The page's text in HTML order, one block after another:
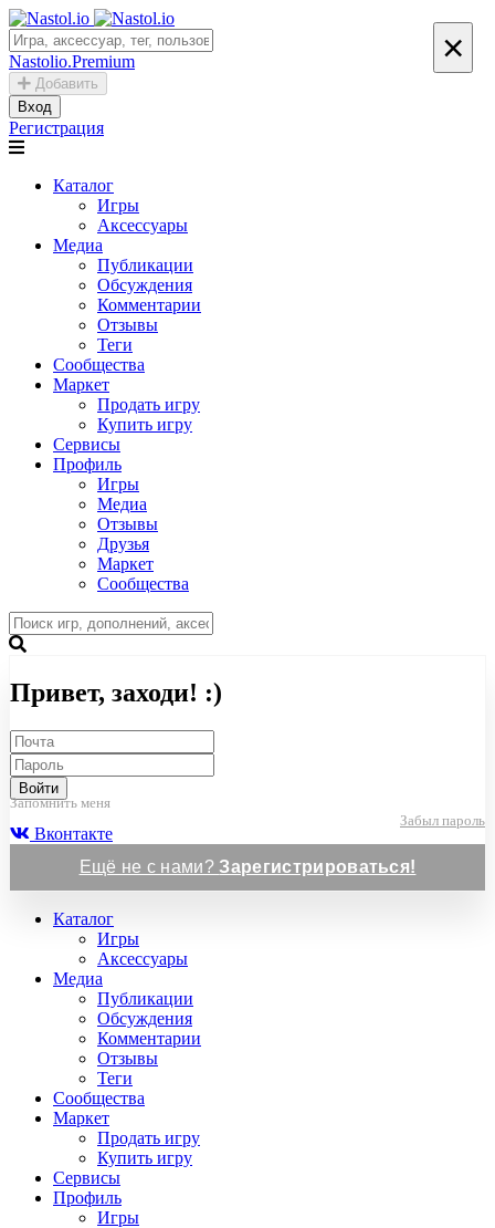
Nastolio.Premium
Добавить
Вход
Регистрация
Каталог
Игры
Аксессуары
Медиа
Публикации
Обсуждения
Комментарии
Отзывы
Теги
Сообщества
Маркет
Продать игру
Купить игру
Сервисы
Профиль
Игры
Медиа
Отзывы
Друзья
Маркет
Сообщества
×
Привет, заходи! :)
Войти
Запомнить меня
Забыл пароль
Вконтакте
Ещё не с нами?Зарегистрироваться!
Каталог
Игры
Аксессуары
Медиа
Публикации
Обсуждения
Комментарии
Отзывы
Теги
Сообщества
Маркет
Продать игру
Купить игру
Сервисы
Профиль
Игры